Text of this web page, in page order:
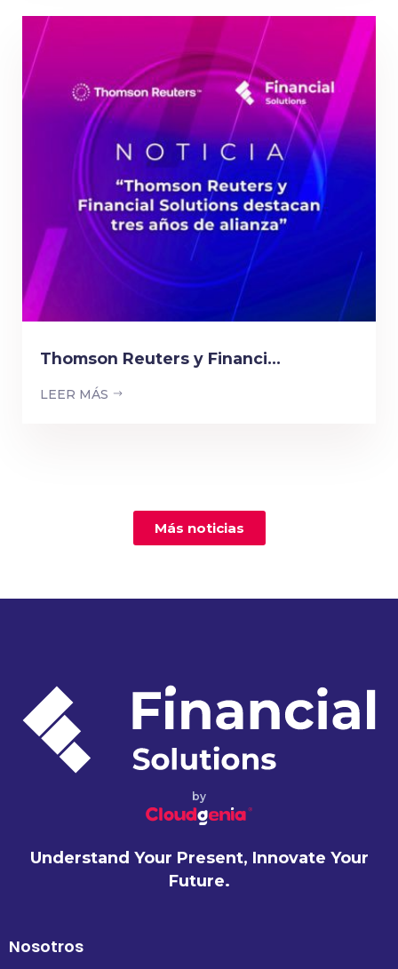
Thomson Reuters y Financi...
LEER MÁS
Más noticias
by
Understand Your Present, Innovate Your
Future.
Nosotros